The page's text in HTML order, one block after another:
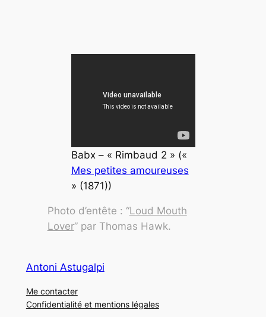
Babx – « Rimbaud 2 » («
Mes petites amoureuses
» (1871))
Photo d’entête : “Loud Mouth
Lover” par Thomas Hawk.
Antoni Astugalpi
Me contacter
Confidentialité et mentions légales